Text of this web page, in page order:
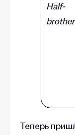
Half-
brother
Теперь